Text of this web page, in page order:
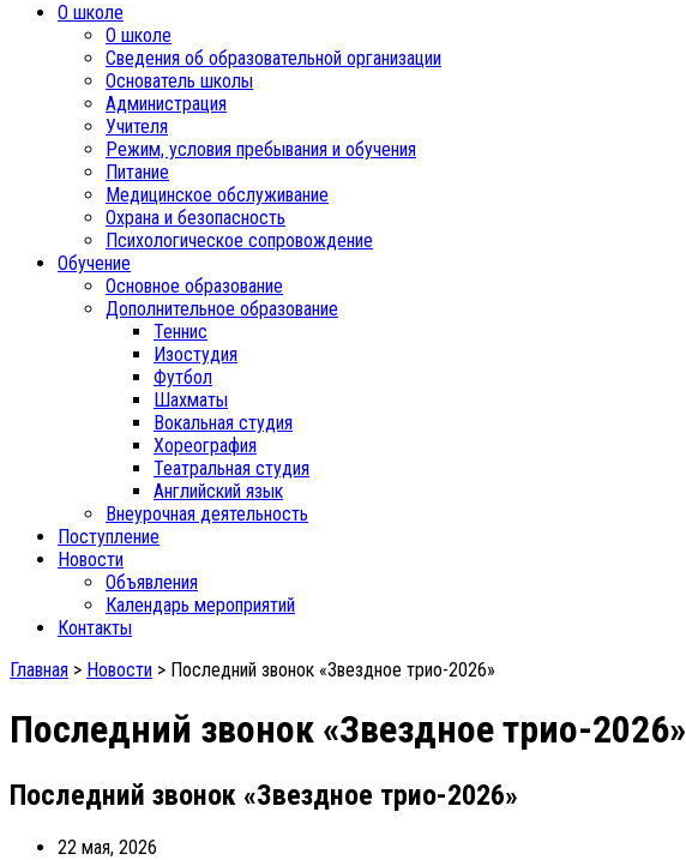
О школе
О школе
Сведения об образовательной организации
Основатель школы
Администрация
Учителя
Режим, условия пребывания и обучения
Питание
Медицинское обслуживание
Охрана и безопасность
Психологическое сопровождение
Обучение
Основное образование
Дополнительное образование
Теннис
Изостудия
Футбол
Шахматы
Вокальная студия
Хореография
Театральная студия
Английский язык
Внеурочная деятельность
Поступление
Новости
Объявления
Календарь мероприятий
Контакты
Главная > Новости > Последний звонок «Звездное трио-2026»
Последний звонок «Звездное трио-2026»
Последний звонок «Звездное трио-2026»
22 мая, 2026